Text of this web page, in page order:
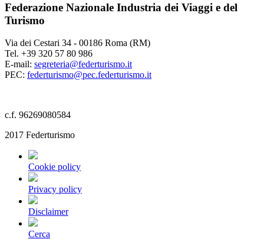
Federazione Nazionale Industria dei Viaggi e del
Turismo
Via dei Cestari 34 - 00186 Roma (RM)
Tel. +39 320 57 80 986
E-mail: segreteria@federturismo.it
PEC: federturismo@pec.federturismo.it
c.f. 96269080584
2017 Federturismo
Cookie policy
Privacy policy
Disclaimer
Cerca